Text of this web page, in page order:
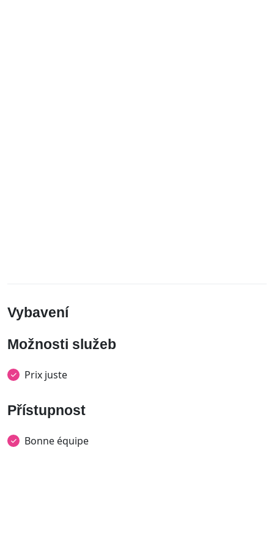
Vybavení
Možnosti služeb
Prix juste
Přístupnost
Bonne équipe